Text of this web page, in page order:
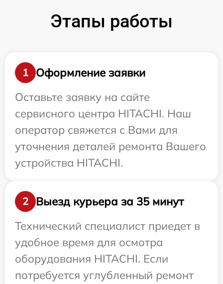
Этапы работы
1
Оформление заявки
Оставьте заявку на сайте
сервисного центра HITACHI. Наш
оператор свяжется с Вами для
уточнения деталей ремонта Вашего
устройства HITACHI.
2
Выезд курьера за 35 минут
Технический специалист приедет в
удобное время для осмотра
оборудования HITACHI. Если
потребуется углубленный ремонт